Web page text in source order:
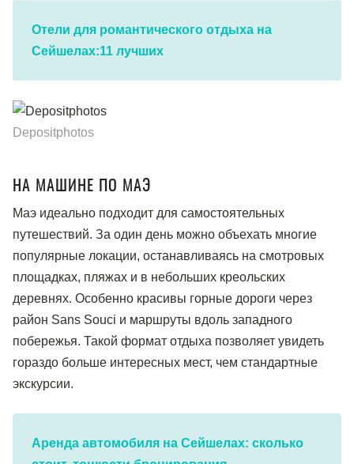
Отели для романтического отдыха на
Сейшелах:11 лучших
Depositphotos
НА МАШИНЕ ПО МАЭ
Маэ идеально подходит для самостоятельных
путешествий. За один день можно объехать многие
популярные локации, останавливаясь на смотровых
площадках, пляжах и в небольших креольских
деревнях. Особенно красивы горные дороги через
район Sans Souci и маршруты вдоль западного
побережья. Такой формат отдыха позволяет увидеть
гораздо больше интересных мест, чем стандартные
экскурсии.
Аренда автомобиля на Сейшелах: сколько